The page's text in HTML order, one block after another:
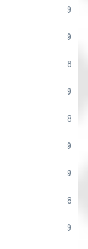
9
9
8
9
8
9
9
8
9